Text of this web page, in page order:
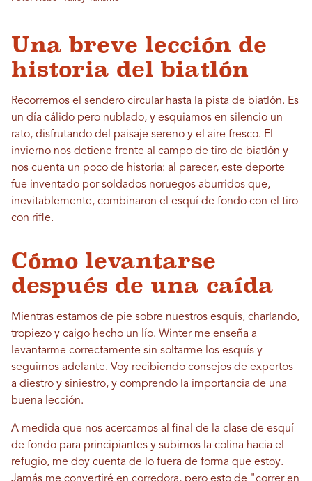
Una breve lección de
historia del biatlón
Recorremos el sendero circular hasta la pista de biatlón. Es
un día cálido pero nublado, y esquiamos en silencio un
rato, disfrutando del paisaje sereno y el aire fresco. El
invierno nos detiene frente al campo de tiro de biatlón y
nos cuenta un poco de historia: al parecer, este deporte
fue inventado por soldados noruegos aburridos que,
inevitablemente, combinaron el esquí de fondo con el tiro
con rifle.
Cómo levantarse
después de una caída
Mientras estamos de pie sobre nuestros esquís, charlando,
tropiezo y caigo hecho un lío. Winter me enseña a
levantarme correctamente sin soltarme los esquís y
seguimos adelante. Voy recibiendo consejos de expertos
a diestro y siniestro, y comprendo la importancia de una
buena lección.
A medida que nos acercamos al final de la clase de esquí
de fondo para principiantes y subimos la colina hacia el
refugio, me doy cuenta de lo fuera de forma que estoy.